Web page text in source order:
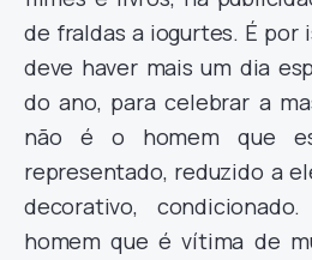
de fraldas a iogurtes. É por
deve haver mais um dia
do ano, para celebrar a
não é o homem que
representado, reduzido a
decorativo,
homem que é vítima de